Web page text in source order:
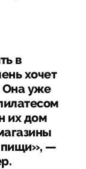
в
хочет
Она уже
их дом
пищи», —